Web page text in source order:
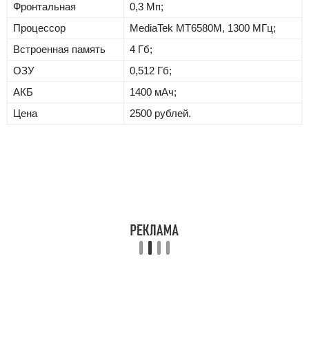
Фронтальная
0,3 Мп;
Процессор
MediaTek MT6580M, 1300 МГц;
Встроенная память
4 Гб;
ОЗУ
0,512 Гб;
АКБ
1400 мАч;
Цена
2500 рублей.